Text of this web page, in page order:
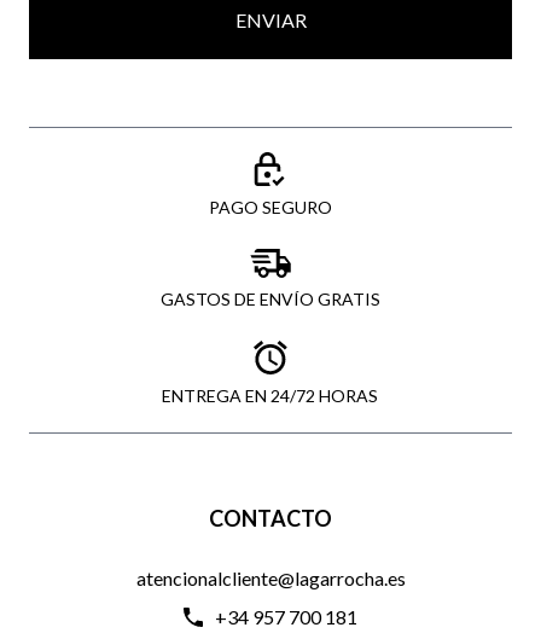
ENVIAR
PAGO SEGURO
GASTOS DE ENVÍO GRATIS
ENTREGA EN 24/72 HORAS
CONTACTO
atencionalcliente@lagarrocha.es
+34 957 700 181